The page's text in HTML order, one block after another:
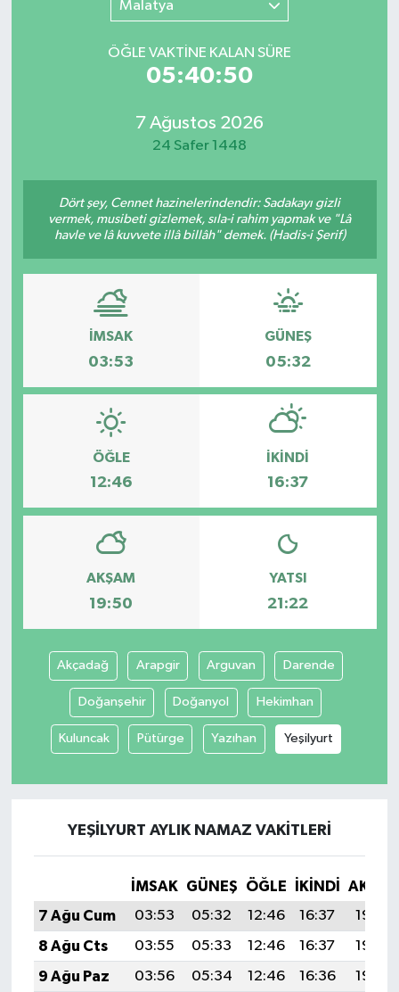
Malatya
ÖĞLE VAKTİNE KALAN SÜRE
05:40:50
7 Ağustos 2026
24 Safer 1448
Dört şey, Cennet hazinelerindendir: Sadakayı gizli
vermek, musibeti gizlemek, sıla-i rahim yapmak ve "Lâ
havle ve lâ kuvvete illâ billâh" demek. (Hadis-i Şerif)
İMSAK
03:53
GÜNEŞ
05:32
ÖĞLE
12:46
İKINDI
16:37
AKŞAM
19:50
YATSI
21:22
Akçadağ Arapgir Arguvan Darende
Doğanşehir Doğanyol Hekimhan
Kuluncak Pütürge Yazıhan Yeşilyurt
YEŞILYURT AYLIK NAMAZ VAKITLERI
İMSAK GÜNEŞ ÖĞLE İKINDI
7 Ağu Cum
03:53 05:32 12:46 16:37
19:50
8 Ağu Cts
03:55 05:33 12:46 16:37
19:49
9 Ağu Paz
03:56 05:34 12:46 16:36
19:48
YARIŞMA/ETKİNLİKLER
MEVZUAT/KARARLAR